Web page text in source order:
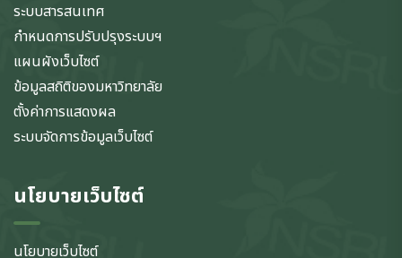
ระบบสารสนเทศ
กำหนดการปรับปรุงระบบฯ
แผนผังเว็บไซต์
ข้อมูลสถิติของมหาวิทยาลัย
ตั้งค่าการแสดงผล
ระบบจัดการข้อมูลเว็บไซต์
นโยบายเว็บไซต์
นโยบายเว็บไซต์